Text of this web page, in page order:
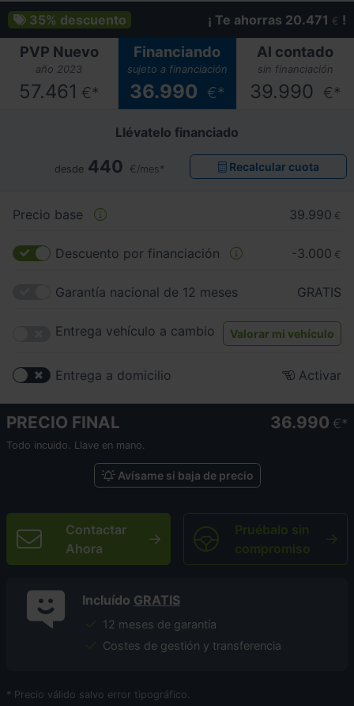
35% descuento ¡ Te ahorras 20.471 € !
PVP Nuevo
año 2023
57.461 €*
Financiando
sujeto a financiación
36.990 €*
Al contado
sin financiación
39.990 €*
Llévatelo financiado
desde 440 €/mes* Recalcular cuota
Precio base 39.990 €
Descuento por financiación -3.000 €
Garantía nacional de 12 meses GRATIS
Entrega vehículo a cambio Valorar mi vehículo
Entrega a domicilio Activar
PRECIO FINAL 36.990 €
Todo incuido. Llave en mano.
Avísame si baja de precio
Contactar
Ahora
Pruébalo sin
compromiso
Incluído GRATIS
12 meses de garantía
Costes de gestión y transferencia
* Precio válido salvo error tipográfico.